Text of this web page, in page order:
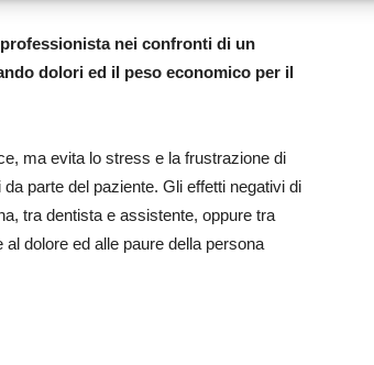
nei confronti di un
dolori ed il peso economico per il
ma evita lo stress e la frustrazione di
parte del paziente. Gli effetti negativi di
tra dentista e assistente, oppure tra
dolore ed alle paure della persona